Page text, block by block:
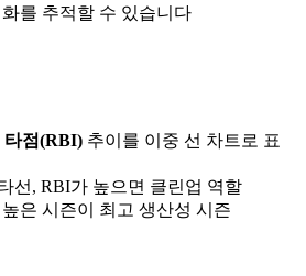
를 추적할 수 있습니다
타점(RBI) 추이를 이중 선 차트로 표
선, RBI가 높으면 클린업 역할
은 시즌이 최고 생산성 시즌